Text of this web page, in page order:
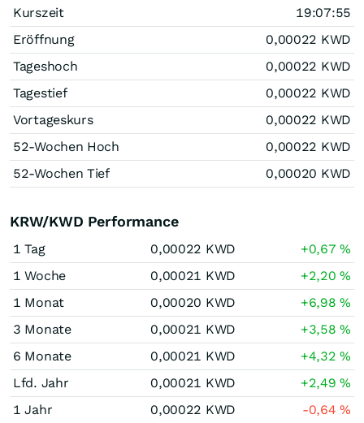
Kurszeit
19:07:55
Eröffnung
0,00022 KWD
Tageshoch
0,00022 KWD
Tagestief
0,00022 KWD
Vortageskurs
0,00022 KWD
52-Wochen Hoch
0,00022 KWD
52-Wochen Tief
0,00020 KWD
KRW/KWD Performance
1 Tag 0,00022 KWD +0,67%
1 Woche
0,00021 KWD +2,20%
1 Monat
0,00020 KWD +6,98%
3 Monate
0,00021 KWD +3,58%
6 Monate
0,00021 KWD +4,32%
Lfd. Jahr
0,00021 KWD +2,49%
1 Jahr
0,00022 KWD -0,64%